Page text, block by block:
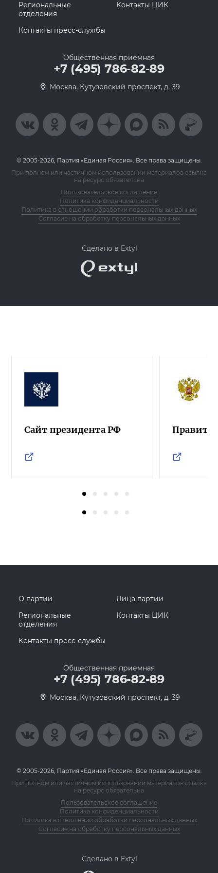
Региональные
отделения
Контакты ЦИК
Контакты пресс-службы
Общественная приемная
+7 (495) 786-82-89
Москва, Кутузовский проспект, д. 39
© 2005-2026, Партия «Единая Россия». Все права защищены.
При полном или частичном использовании материалов ссылка
на ресурс обязательна
Пользовательское соглашение
Политика конфиденциальности
Политика в отношении обработки персональных данных
Согласие на обработку персональных данных
Сделано в Extyl
Сайт президента РФ
О партии
Лица партии
Региональные
отделения
Контакты ЦИК
Контакты пресс-службы
Общественная приемная
+7 (495) 786-82-89
Москва, Кутузовский проспект, д. 39
© 2005-2026, Партия «Единая Россия». Все права защищены.
При полном или частичном использовании материалов ссылка
на ресурс обязательна
Пользовательское соглашение
Политика конфиденциальности
Политика в отношении обработки персональных данных
Согласие на обработку персональных данных
Сделано в Extyl